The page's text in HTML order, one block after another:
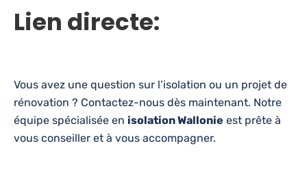
Lien directe:
Vous avez une question sur l’isolation ou un projet de
rénovation ? Contactez-nous dès maintenant. Notre
équipe spécialisée en isolation Wallonie est prête à
vous conseiller et à vous accompagner.